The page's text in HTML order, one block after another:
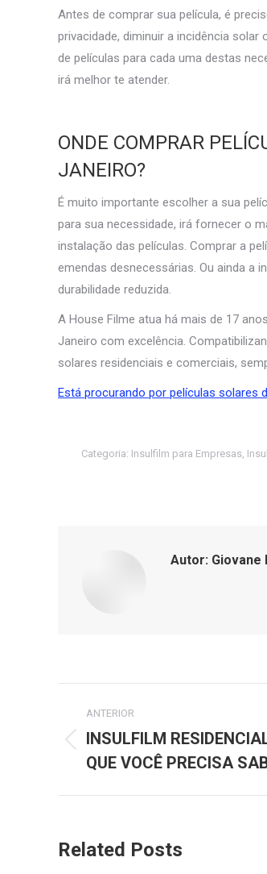
Antes de comprar sua película, é
privacidade, diminuir a incidência
de películas para cada uma destas
irá melhor te atender.
ONDE COMPRAR
JANEIRO?
É muito importante escolher a sua
para sua necessidade, irá fornecer o
instalação das películas. Comprar a
emendas desnecessárias. Ou ainda a
durabilidade reduzida.
A House Filme atua há mais de 17
Janeiro com excelência.
solares residenciais e comerciais,
Está procurando por películas solares
Categoria: Insulfilm para Empresas,
Autor: Giovane
de
post:
ANTERIOR
Post
anterior:
INSULFILM
QUE VOCÊ PRECISA
Related Posts